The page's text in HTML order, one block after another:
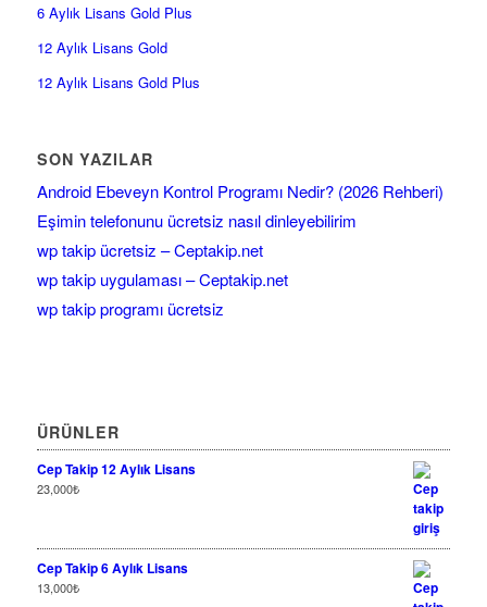
6 Aylık Lisans Gold Plus
12 Aylık Lisans Gold
12 Aylık Lisans Gold Plus
SON YAZILAR
Android Ebeveyn Kontrol Programı Nedir? (2026 Rehberi)
Eşimin telefonunu ücretsiz nasıl dinleyebilirim
wp takip ücretsiz – Ceptakip.net
wp takip uygulaması – Ceptakip.net
wp takip programı ücretsiz
ÜRÜNLER
Cep Takip 12 Aylık Lisans
23,000₺
Cep Takip 6 Aylık Lisans
13,000₺